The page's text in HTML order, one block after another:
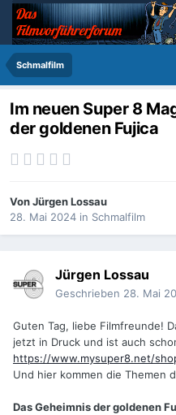
Schmalfilm
Im neuen Super 8
der goldenen Fujica
VonJürgen Lossau
28. Mai 2024 in Schmalfilm
Jürgen Lossau
Geschrieben 28. Mai
Guten Tag, liebe Filmfreunde!
jetzt in Druck und ist auch
https://www.mysuper8.net/
Und hier kommen die Themen
Das Geheimnis der goldenen